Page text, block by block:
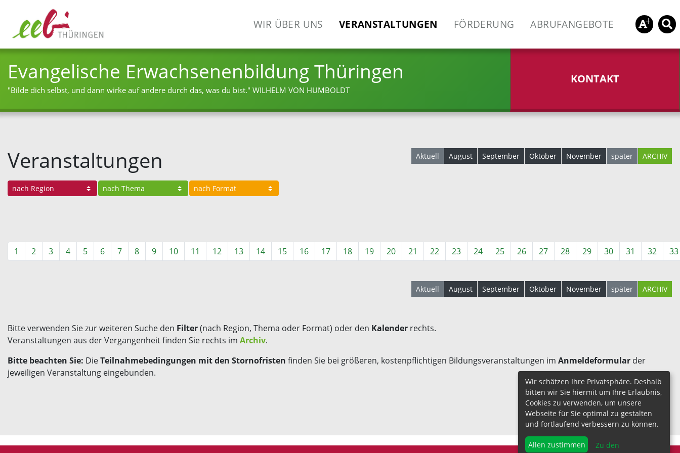
WIR ÜBER UNS VERANSTALTUNGEN FÖRDERUNG ABRUFANGEBOTE
Evangelische Erwachsenenbildung Thüringen
"Bilde dich selbst, und dann wirke auf andere durch das, was du bist." WILHELM VON HUMBOLDT
KONTAKT
Aktuell August September Oktober November später ARCHIV
Veranstaltungen
1 2 3 4 5 6 7 8 9 10 11 12 13 14 15 16 17 18 19 20 21 22 23 24 25 26 27 28 29 30 31 32 33
Aktuell August September Oktober November später ARCHIV
Bitte verwenden Sie zur weiteren Suche den Filter(nach Region, Thema oder Format) oder den Kalender rechts.
Veranstaltungen aus der Vergangenheit finden Sie rechts im Archiv.
Bitte beachten Sie: DieTeilnahmebedingungen mit den Stornofristen finden Sie bei größeren, kostenpflichtigen Bildungsveranstaltungen im Anmeldeformular der
jeweiligen Veranstaltung eingebunden.
Wir schätzen Ihre Privatsphäre. Deshalb
bitten wir Sie hiermit um Ihre Erlaubnis,
Cookies zu verwenden, um unsere
Webseite für Sie optimal zu gestalten
und fortlaufend verbessern zu können.
Allen zustimmen Zu den